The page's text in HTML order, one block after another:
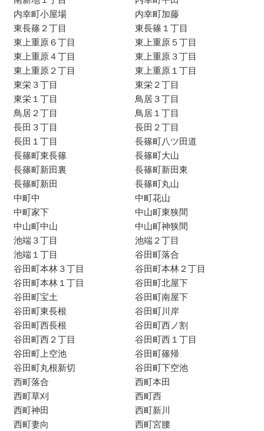
内幸町小屋場
内幸町加藤
東長篠２丁目
東長篠１丁目
東上重原６丁目
東上重原５丁目
東上重原４丁目
東上重原３丁目
東上重原２丁目
東上重原１丁目
東栄３丁目
東栄２丁目
東栄１丁目
鳥居３丁目
鳥居２丁目
鳥居１丁目
長田３丁目
長田２丁目
長田１丁目
長篠町八ツ田道
長篠町東長篠
長篠町大山
長篠町新田裏
長篠町新田東
長篠町新田
長篠町丸山
中町中
中町花山
中町家下
中山町東狭間
中山町中山
中山町神狭間
池端３丁目
池端２丁目
池端１丁目
谷田町落合
谷田町本林３丁目
谷田町本林２丁目
谷田町本林１丁目
谷田町北屋下
谷田町宝土
谷田町南屋下
谷田町東長根
谷田町川岸
谷田町西長根
谷田町西ノ割
谷田町西２丁目
谷田町西１丁目
谷田町上空池
谷田町篠帰
谷田町丸根新切
谷田町下空池
西町落合
西町本田
西町草刈
西町西
西町神田
西町新川
西町妻向
西町宮腰